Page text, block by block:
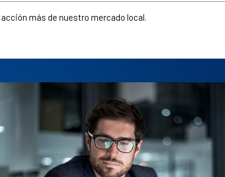
más de nuestro mercado local.